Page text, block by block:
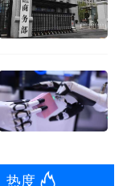
热度